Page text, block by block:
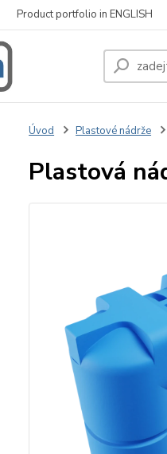
Product portfolio in ENGLISH
Úvod Plastové nádrže
Plastová